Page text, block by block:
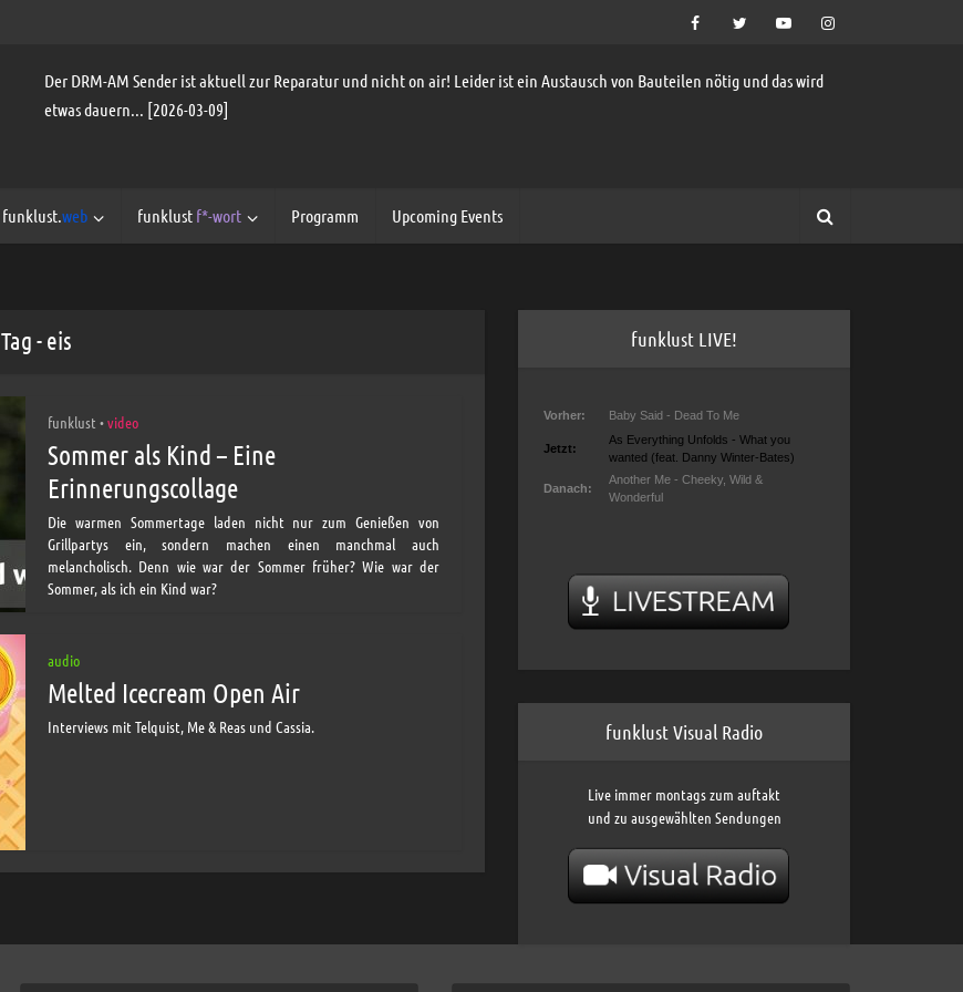
Der DRM-AM Sender ist aktuell zur Reparatur und nicht on air! Leider ist ein Austausch von Bauteilen nötig und das wird
etwas dauern... [2026-03-09]
funklust.web funklust f*-wort Programm Upcoming Events
Tag - eis
funklust •video
Sommer als Kind – Eine
Erinnerungscollage
Die warmen Sommertage laden nicht nur zum Genießen von
Grillpartys ein, sondern machen einen manchmal auch
melancholisch. Denn wie war der Sommer früher? Wie war der
Sommer, als ich ein Kind war?
audio
Melted Icecream Open Air
Interviews mit Telquist, Me & Reas und Cassia.
funklust LIVE!
funklust Visual Radio
Live immer montags zum auftakt
und zu ausgewählten Sendungen